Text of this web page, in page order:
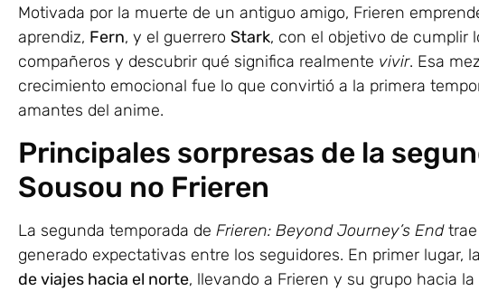
Motivada por la muerte de un antiguo amigo, Frieren
aprendiz, Fern, y el guerrero Stark, con el objetivo de cumplir
compañeros y descubrir qué significa realmente vivir. Esa
crecimiento emocional fue lo que convirtió a la primera
amantes del anime.
Principales sorpresas de la
Sousou no Frieren
La segunda temporada de Frieren: Beyond Journey’s Endtrae
generado expectativas entre los seguidores. En primer lugar,
de viajes hacia el norte, llevando a Frieren y su grupo hacia